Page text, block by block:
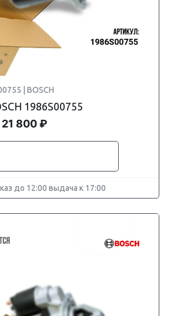
| BOSCH
1986S00755
21 800 ₽
до 12:00 выдача к 17:00